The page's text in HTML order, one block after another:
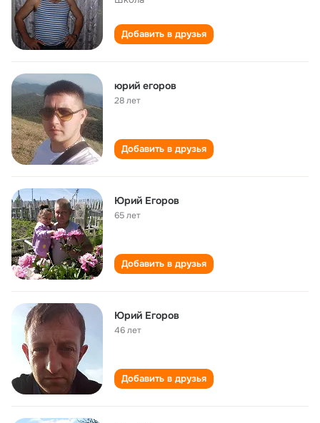
Добавить в друзья
юрий егоров
28 лет
Добавить в друзья
Юрий Егоров
65 лет
Добавить в друзья
Юрий Егоров
46 лет
Добавить в друзья